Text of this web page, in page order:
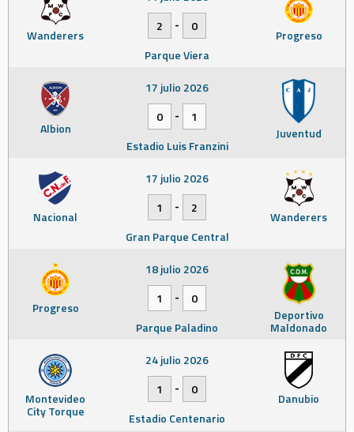
Wanderers Progreso
2
-
0
Parque Viera
Albion Juventud
17 julio 2026
0
-
1
Estadio Luis Franzini
Nacional Wanderers
17 julio 2026
1
-
2
Gran Parque Central
Progreso Deportivo
Maldonado
18 julio 2026
1
-
0
Parque Paladino
Montevideo
City Torque
Danubio
24 julio 2026
1
-
0
Estadio Centenario